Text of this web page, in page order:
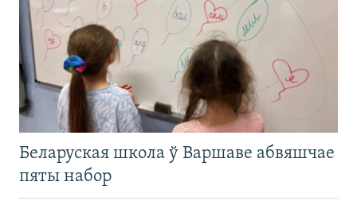
Беларуская школа ў Варшаве абвяшчае
пяты набор